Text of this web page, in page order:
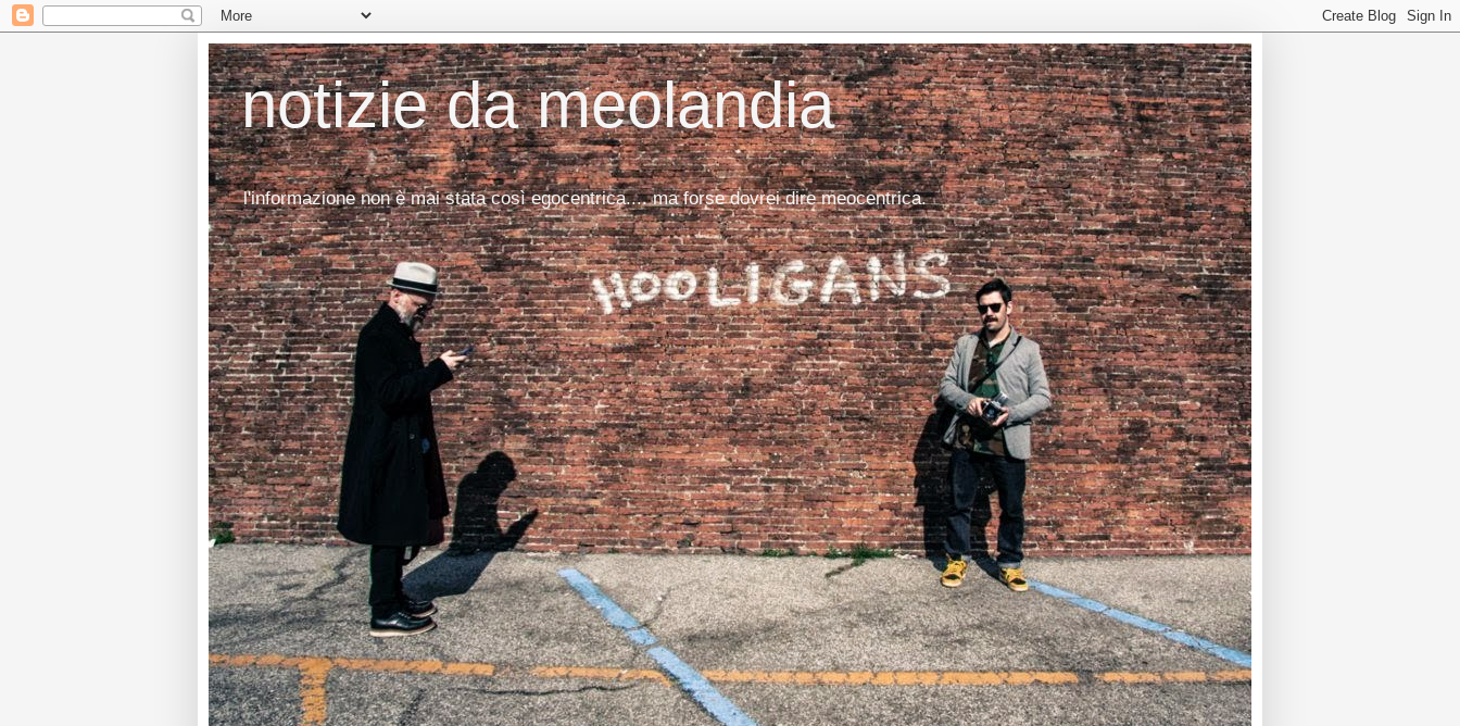
notizie da meolandia
l'informazione non è mai stata così egocentrica.... ma forse dovrei dire meocentrica.